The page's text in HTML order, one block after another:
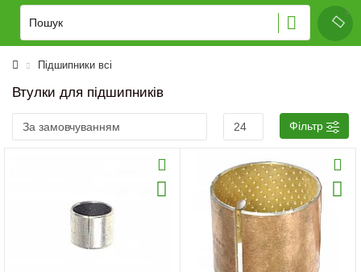
Підшипники всі
Втулки для підшипників
Фільтр